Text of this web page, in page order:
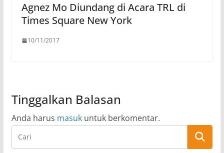
Agnez Mo Diundang di Acara TRL di
Times Square New York
10/11/2017
Tinggalkan Balasan
Anda harus masukuntuk berkomentar.